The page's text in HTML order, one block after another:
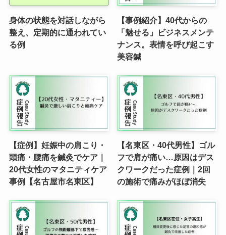
身体の状態を対話しながら
整え、定期的に通われてい
る例
【事例紹介】40代からの
「魅せる」ビジネスメンテ
ナンス。表情を呼び起こす
美容鍼
【症例】妊娠中の肩こり・
頭痛・腰痛を鍼灸でケア｜
20代女性のマタニティケア
事例【名古屋市名東区】
【名東区・40代男性】ゴル
フで肩が痛い…原因はデス
クワークだった症例｜2回
の施術で痛みがほぼ消失